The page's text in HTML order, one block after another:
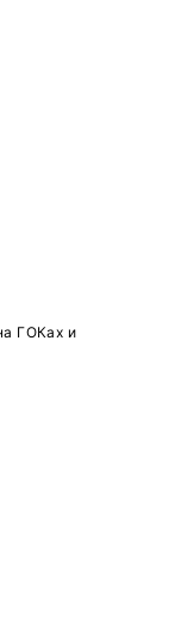
ГОКах и